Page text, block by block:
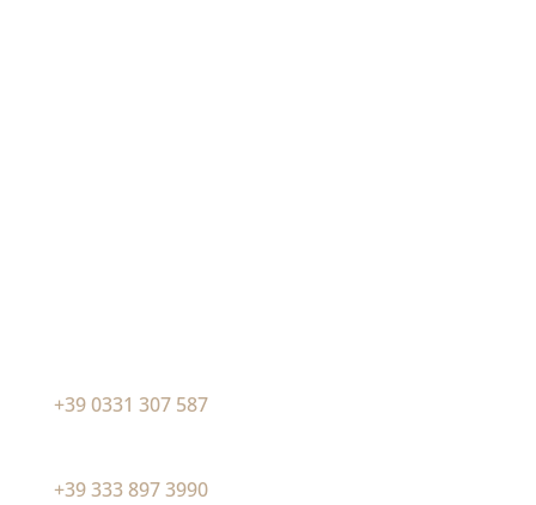
+39 0331 307 587
+39 333 897 3990